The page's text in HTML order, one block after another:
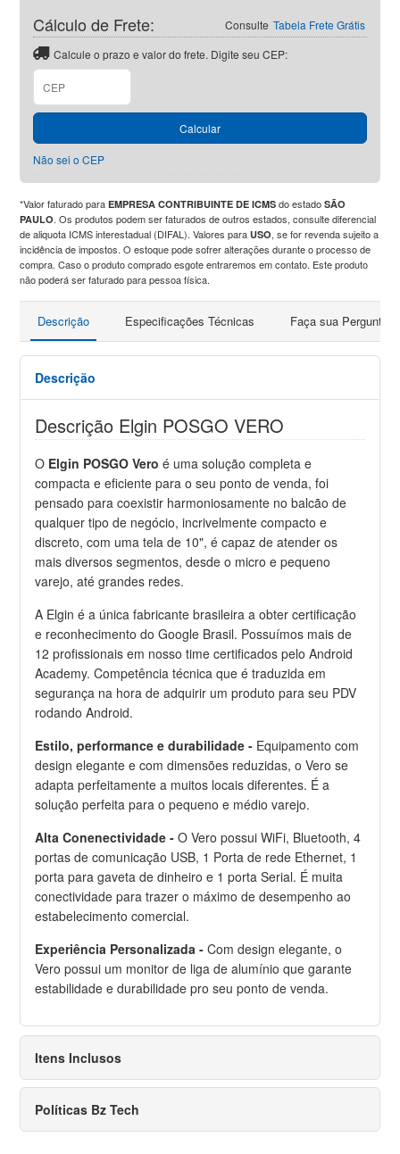
Consulte Tabela Frete Grátis
Cálculo de Frete:
Calcule o prazo e valor do frete. Digite seu CEP:
CEP
Calcular
Não sei o CEP
*Valor faturado paraEMPRESA CONTRIBUINTE DE ICMS do estadoSÃO
PAULO. Os produtos podem ser faturados de outros estados, consulte diferencial
de aliquota ICMS interestadual (DIFAL). Valores paraUSO, se for revenda sujeito a
incidência de impostos. O estoque pode sofrer alterações durante o processo de
compra. Caso o produto comprado esgote entraremos em contato. Este produto
não poderá ser faturado para pessoa física.
Descrição Especificações Técnicas Faça sua Pergunta
Descrição
Descrição Elgin POSGO VERO
O Elgin POSGO Vero é uma solução completa e
compacta e eficiente para o seu ponto de venda, foi
pensado para coexistir harmoniosamente no balcão de
qualquer tipo de negócio, incrivelmente compacto e
discreto, com uma tela de 10", é capaz de atender os
mais diversos segmentos, desde o micro e pequeno
varejo, até grandes redes.
A Elgin é a única fabricante brasileira a obter certificação
e reconhecimento do Google Brasil. Possuímos mais de
12 profissionais em nosso time certificados pelo Android
Academy. Competência técnica que é traduzida em
segurança na hora de adquirir um produto para seu PDV
rodando Android.
Estilo, performance e durabilidade - Equipamento com
design elegante e com dimensões reduzidas, o Vero se
adapta perfeitamente a muitos locais diferentes. É a
solução perfeita para o pequeno e médio varejo.
Alta Conenectividade -O Vero possui WiFi, Bluetooth, 4
portas de comunicação USB, 1 Porta de rede Ethernet, 1
porta para gaveta de dinheiro e 1 porta Serial. É muita
conectividade para trazer o máximo de desempenho ao
estabelecimento comercial.
Experiência Personalizada -Com design elegante, o
Vero possui um monitor de liga de alumínio que garante
estabilidade e durabilidade pro seu ponto de venda.
Itens Inclusos
Políticas Bz Tech